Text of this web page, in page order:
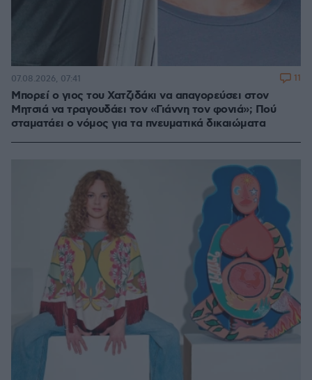
Μπορεί ο γιος του Χατζιδάκι να απαγορεύσει στον
Μητσιά να τραγουδάει τον «Γιάννη τον φονιά»; Πού
σταματάει ο νόμος για τα πνευματικά δικαιώματα
07.08.2026, 07:41 11